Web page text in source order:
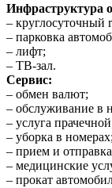
Инфраструктура
– круглосуточный
– парковка
– лифт;
– ТВ-зал.
Сервис:
– обмен валют;
– обслуживание в
– услуга
– уборка в номерах;
– прием и
– медицинские
– прокат